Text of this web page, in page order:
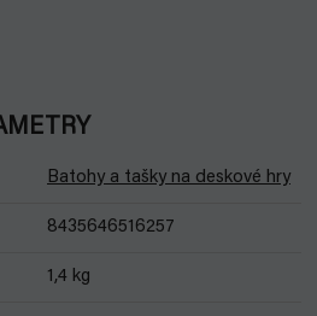
Batohy a tašky na deskové hry
8435646516257
1,4 kg